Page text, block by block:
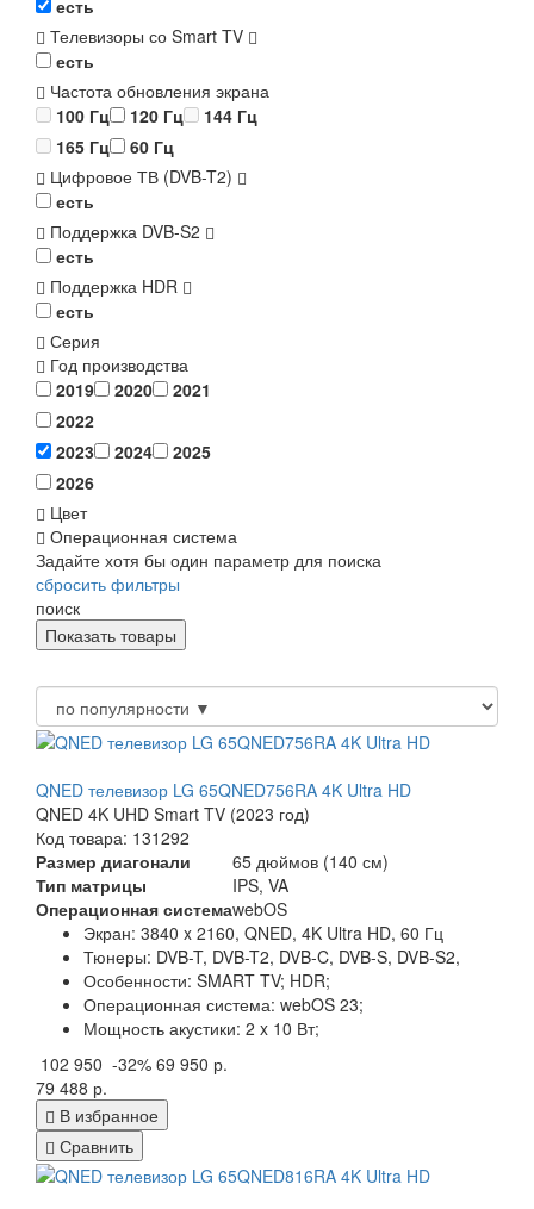
есть
Телевизоры со Smart TV
есть
Частота обновления экрана
100 Гц
120 Гц
144 Гц
165 Гц
60 Гц
Цифровое ТВ (DVB-T2)
есть
Поддержка DVB-S2
есть
Поддержка HDR
есть
Серия
Год производства
2019
2020
2021
2022
2023
2024
2025
2026
Цвет
Операционная система
Задайте хотя бы один параметр для поиска
сбросить фильтры
поиск
QNED телевизор LG 65QNED756RA 4K Ultra HD
QNED 4K UHD Smart TV (2023 год)
Код товара: 131292
Размер диагонали
65 дюймов (140 см)
Тип матрицы
IPS, VA
Операционная системаwebOS
Экран: 3840 x 2160, QNED, 4K Ultra HD, 60 Гц
Тюнеры: DVB-T, DVB-T2, DVB-C, DVB-S, DVB-S2,
Особенности: SMART TV; HDR;
Операционная система: webOS 23;
Мощность акустики: 2 x 10 Вт;
102 950 -32% 69 950 р.
79 488 р.
В избранное
Сравнить